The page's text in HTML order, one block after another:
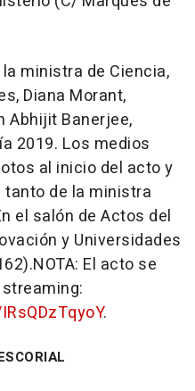
ministra de Ciencia,
Diana Morant,
Abhijit Banerjee,
2019. Los medios
al inicio del acto y
de la ministra
el salón de Actos del
y Universidades
El acto se
.